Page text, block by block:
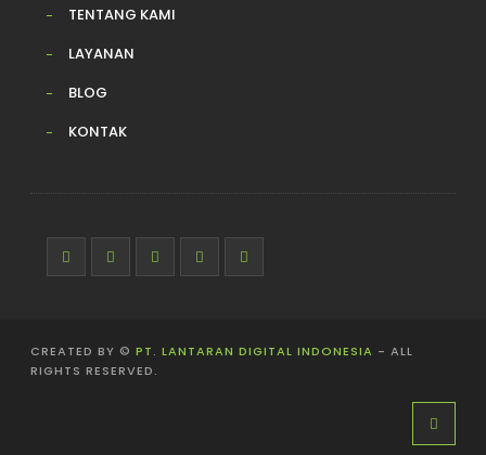
TENTANG KAMI
LAYANAN
BLOG
KONTAK
CREATED BY © PT. LANTARAN DIGITAL INDONESIA - ALL
RIGHTS RESERVED.